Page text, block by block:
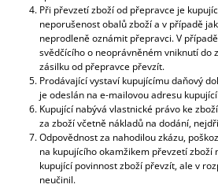
Při převzetí zboží od přepravce je
neporušenost obalů zboží a v případě
neprodleně oznámit přepravci. V
svědčícího o neoprávněném vniknutí do
zásilku od přepravce převzít.
Prodávající vystaví kupujícímu daňový
je odeslán na e-mailovou adresu
Kupující nabývá vlastnické právo ke
za zboží včetně nákladů na dodání,
Odpovědnost za nahodilou zkázu,
na kupujícího okamžikem převzetí zboží
kupující povinnost zboží převzít, ale v
neučinil.